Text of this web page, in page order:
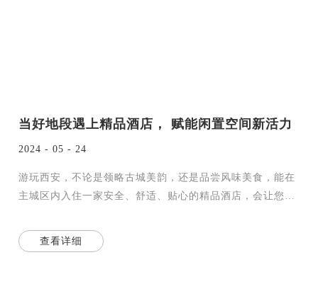
当好地段遇上精品酒店， 赋能闲置空间新活力
2024 - 05 - 24
游玩西安，不论是领略古城美韵，还是品尝风味美食，能在
主城区内入住一家安全、舒适、贴心的精品酒店，会让您的
在西安商贸物流集团旗下，有多处楼宇、
查看详细